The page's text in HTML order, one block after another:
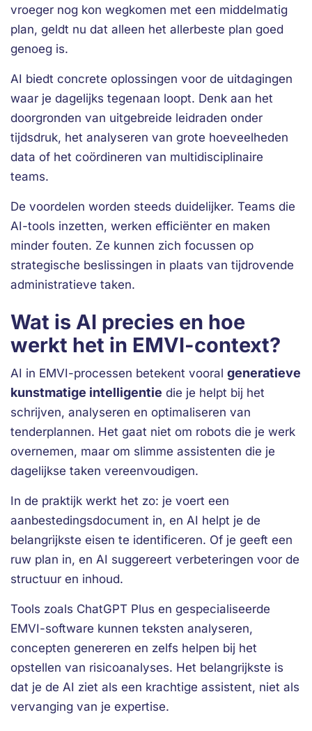
vroeger nog kon wegkomen met een middelmatig
plan, geldt nu dat alleen het allerbeste plan goed
genoeg is.
AI biedt concrete oplossingen voor de uitdagingen
waar je dagelijks tegenaan loopt. Denk aan het
doorgronden van uitgebreide leidraden onder
tijdsdruk, het analyseren van grote hoeveelheden
data of het coördineren van multidisciplinaire
teams.
De voordelen worden steeds duidelijker. Teams die
AI-tools inzetten, werken efficiënter en maken
minder fouten. Ze kunnen zich focussen op
strategische beslissingen in plaats van tijdrovende
administratieve taken.
Wat is AI precies en hoe
werkt het in EMVI-context?
AI in EMVI-processen betekent vooral generatieve
kunstmatige intelligentie die je helpt bij het
schrijven, analyseren en optimaliseren van
tenderplannen. Het gaat niet om robots die je werk
overnemen, maar om slimme assistenten die je
dagelijkse taken vereenvoudigen.
In de praktijk werkt het zo: je voert een
aanbestedingsdocument in, en AI helpt je de
belangrijkste eisen te identificeren. Of je geeft een
ruw plan in, en AI suggereert verbeteringen voor de
structuur en inhoud.
Tools zoals ChatGPT Plus en gespecialiseerde
EMVI-software kunnen teksten analyseren,
concepten genereren en zelfs helpen bij het
opstellen van risicoanalyses. Het belangrijkste is
dat je de AI ziet als een krachtige assistent, niet als
vervanging van je expertise.